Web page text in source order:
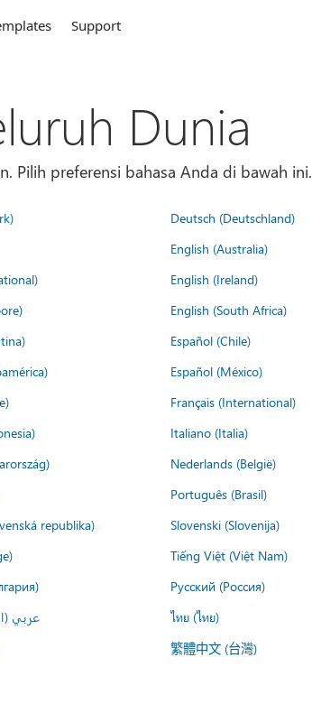
Support
Dunia
Pilih preferensi bahasa Anda di bawah ini.
Deutsch (Deutschland)
English (Australia)
English (Ireland)
English (South Africa)
Español (Chile)
Español (México)
Français (International)
Italiano (Italia)
Nederlands (België)
Português (Brasil)
republika) Slovenski (Slovenija)
Tiếng Việt (Việt Nam)
Русский (Россия)
عربي ไทย (ไทย)
繁體中文 (台灣)